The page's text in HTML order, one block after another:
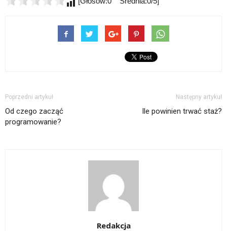
Poprzedni artykuł
Od czego zacząć
programowanie?
Następny artykuł
Ile powinien trwać staż?
Redakcja